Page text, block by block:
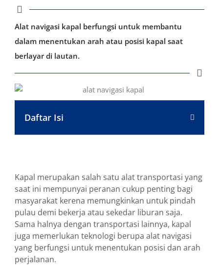
Alat navigasi kapal berfungsi untuk membantu
dalam menentukan arah atau posisi kapal saat
berlayar di lautan.
Daftar Isi
Kapal merupakan salah satu alat transportasi yang
saat ini mempunyai peranan cukup penting bagi
masyarakat kerena memungkinkan untuk pindah
pulau demi bekerja atau sekedar liburan saja.
Sama halnya dengan transportasi lainnya, kapal
juga memerlukan teknologi berupa alat navigasi
yang berfungsi untuk menentukan posisi dan arah
perjalanan.